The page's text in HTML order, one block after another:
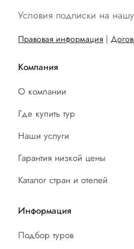
Условия подписки на нашу
Правовая информация |
Компания
О компании
Где купить тур
Наши услуги
Гарантия низкой цены
Каталог стран и отелей
Информация
Подбор туров